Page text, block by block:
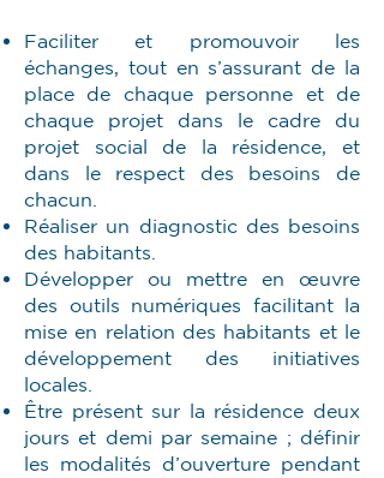
Faciliter et promouvoir les
échanges, tout en s’assurant de la
place de chaque personne et de
chaque projet dans le cadre du
projet social de la résidence, et
dans le respect des besoins de
chacun.
Réaliser un diagnostic des besoins
des habitants.
Développer ou mettre en œuvre
des outils numériques facilitant la
mise en relation des habitants et le
développement des initiatives
locales.
Être présent sur la résidence deux
jours et demi par semaine ; définir
les modalités d’ouverture pendant